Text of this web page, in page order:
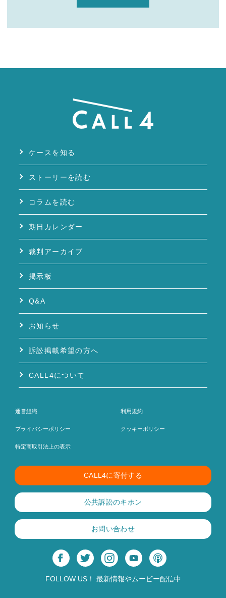
ケースを知る
ストーリーを読む
コラムを読む
期日カレンダー
裁判アーカイブ
掲示板
Q&A
お知らせ
訴訟掲載希望の方へ
CALL4について
運営組織 利用規約
プライバシーポリシー クッキーポリシー
特定商取引法上の表示
CALL4に寄付する
公共訴訟のキホン
お問い合わせ
FOLLOW US！ 最新情報やムービー配信中